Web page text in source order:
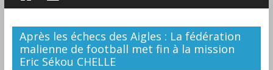
Après les échecs des Aigles : La fédération
malienne de football met fin à la mission
Eric Sékou CHELLE